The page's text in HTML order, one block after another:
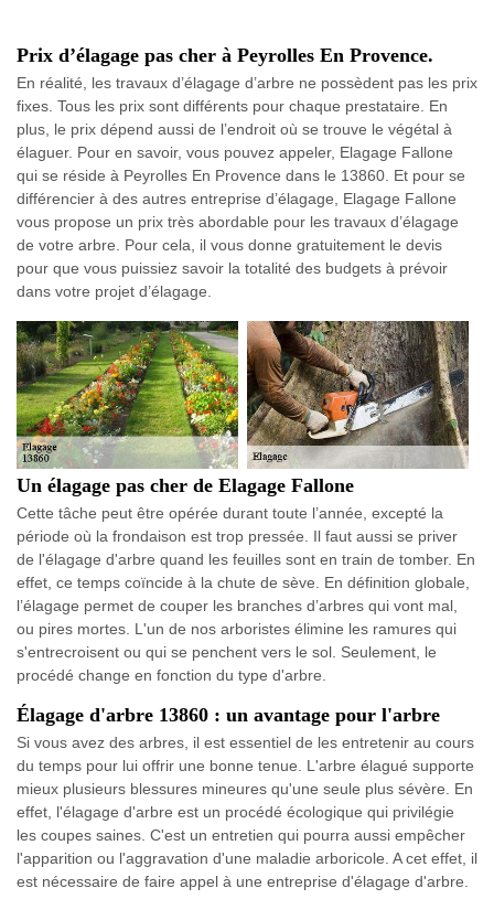
Prix d’élagage pas cher à Peyrolles En Provence.
En réalité, les travaux d’élagage d’arbre ne possèdent pas les prix
fixes. Tous les prix sont différents pour chaque prestataire. En
plus, le prix dépend aussi de l’endroit où se trouve le végétal à
élaguer. Pour en savoir, vous pouvez appeler, Elagage Fallone
qui se réside à Peyrolles En Provence dans le 13860. Et pour se
différencier à des autres entreprise d’élagage, Elagage Fallone
vous propose un prix très abordable pour les travaux d’élagage
de votre arbre. Pour cela, il vous donne gratuitement le devis
pour que vous puissiez savoir la totalité des budgets à prévoir
dans votre projet d’élagage.
Un élagage pas cher de Elagage Fallone
Cette tâche peut être opérée durant toute l’année, excepté la
période où la frondaison est trop pressée. Il faut aussi se priver
de l'élagage d'arbre quand les feuilles sont en train de tomber. En
effet, ce temps coïncide à la chute de sève. En définition globale,
l’élagage permet de couper les branches d’arbres qui vont mal,
ou pires mortes. L'un de nos arboristes élimine les ramures qui
s'entrecroisent ou qui se penchent vers le sol. Seulement, le
procédé change en fonction du type d'arbre.
Élagage d'arbre 13860 : un avantage pour l'arbre
Si vous avez des arbres, il est essentiel de les entretenir au cours
du temps pour lui offrir une bonne tenue. L'arbre élagué supporte
mieux plusieurs blessures mineures qu'une seule plus sévère. En
effet, l'élagage d'arbre est un procédé écologique qui privilégie
les coupes saines. C'est un entretien qui pourra aussi empêcher
l'apparition ou l'aggravation d'une maladie arboricole. A cet effet, il
est nécessaire de faire appel à une entreprise d'élagage d'arbre.